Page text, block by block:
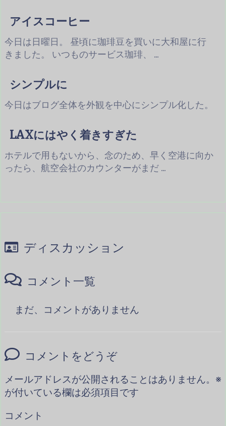
アイスコーヒー
今日は日曜日。 昼頃に珈琲豆を買いに大和屋に行
きました。 いつものサービス珈琲、 ...
シンプルに
今日はブログ全体を外観を中心にシンプル化した。
LAXにはやく着きすぎた
ホテルで用もないから、念のため、早く空港に向か
ったら、航空会社のカウンターがまだ ...
ディスカッション
コメント一覧
まだ、コメントがありません
コメントをどうぞ
メールアドレスが公開されることはありません。 ※
が付いている欄は必須項目です
コメント